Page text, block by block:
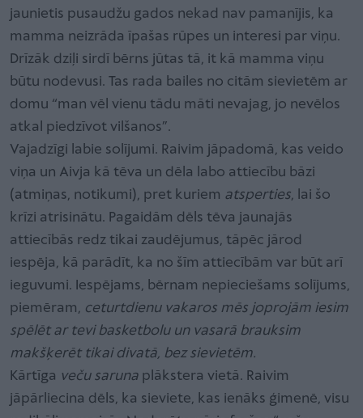
jaunietis pusaudžu gados nekad nav pamanījis, ka
mamma neizrāda īpašas rūpes un interesi par viņu.
Drīzāk dziļi sirdī bērns jūtas tā, it kā mamma viņu
būtu nodevusi. Tas rada bailes no citām sievietēm ar
domu “man vēl vienu tādu māti nevajag, jo nevēlos
atkal piedzīvot vilšanos”.
Vajadzīgi labie solījumi. Raivim jāpadomā, kas veido
viņa un Aivja kā tēva un dēla labo attiecību bāzi
(atmiņas, notikumi), pret kuriem atsperties, lai šo
krīzi atrisinātu. Pagaidām dēls tēva jaunajās
attiecībās redz tikai zaudējumus, tāpēc jārod
iespēja, kā parādīt, ka no šīm attiecībām var būt arī
ieguvumi. Iespējams, bērnam nepieciešams solījums,
piemēram, ceturtdienu vakaros mēs joprojām iesim
spēlēt ar tevi basketbolu un vasarā brauksim
makšķerēt tikai divatā, bez sievietēm.
Kārtīga veču saruna plākstera vietā. Raivim
jāpārliecina dēls, ka sieviete, kas ienāks ģimenē, visu